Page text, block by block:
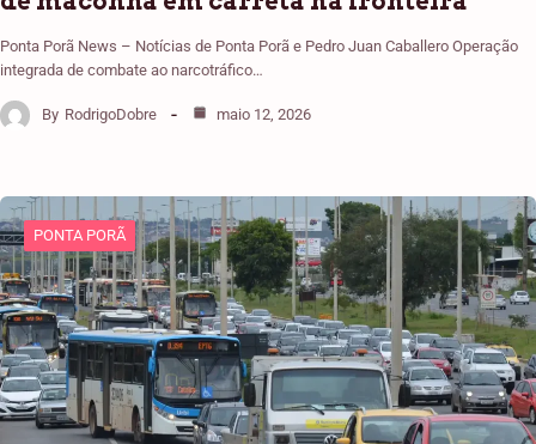
Ponta Porã News – Notícias de Ponta Porã e Pedro Juan Caballero Operação
integrada de combate ao narcotráfico…
By RodrigoDobre maio 12, 2026
PONTA PORÃ